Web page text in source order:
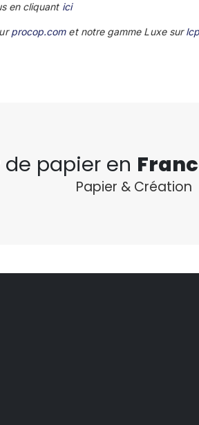
en cliquant ici
procop.comet notre gamme Luxe sur
de papier en
Papier & Création